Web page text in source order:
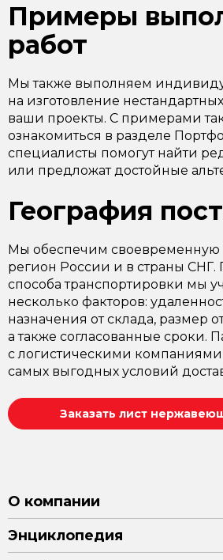
Примеры
работ
Мы также выполняем
на изготовление
ваши проекты. С примерами
ознакомиться в разделе
специалисты помогут найти
или предложат достойные
География
Мы обеспечим своевременную
регион России и в страны
способа транспортировки мы
несколько факторов:
назначения от склада, размер
а также согласованные сроки.
с логистическими
самых выгодных условий
Заказать лист
О компании
Энциклопедия